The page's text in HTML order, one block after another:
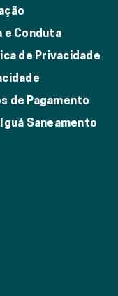
e Conduta
de Privacidade
de Pagamento
Saneamento